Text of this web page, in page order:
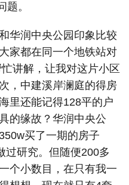
。
华润中央公园印象比较
家都在同一个地铁站对
讲解，让我对这片小区
，中建溪岸澜庭的得房
里还能记得128平的户
的缘故？华润中央公
买了一期的房子
过研究。但随便200多
个小数目，在只有我一